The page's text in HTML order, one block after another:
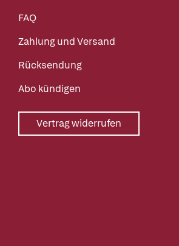
FAQ
Zahlung und Versand
Rücksendung
Abo kündigen
Vertrag widerrufen